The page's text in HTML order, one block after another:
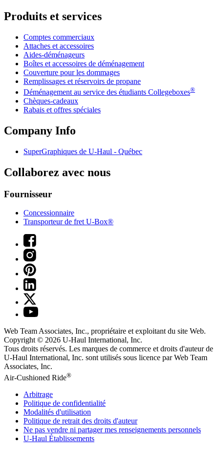
Produits et services
Comptes commerciaux
Attaches et accessoires
Aides-déménageurs
Boîtes et accessoires de déménagement
Couverture pour les dommages
Remplissages et réservoirs de propane
Déménagement au service des étudiants Collegeboxes®
Chèques-cadeaux
Rabais et offres spéciales
Company Info
SuperGraphiques de U-Haul - Québec
Collaborez avec nous
Fournisseur
Concessionnaire
Transporteur de fret U-Box®
Web Team Associates, Inc., propriétaire et exploitant du site Web.
Copyright © 2026 U-Haul International, Inc.
Tous droits réservés. Les marques de commerce et droits d'auteur de
U-Haul International, Inc. sont utilisés sous licence par Web Team
Associates, Inc.
Air-Cushioned Ride®
Arbitrage
Politique de confidentialité
Modalités d'utilisation
Politique de retrait des droits d'auteur
Ne pas vendre ni partager mes renseignements personnels
U-Haul Établissements